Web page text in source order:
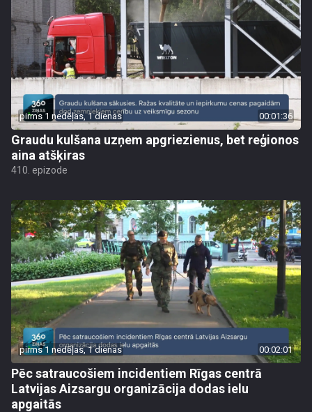
pirms 1 nedēļas, 1 dienas 00:01:36
Graudu kulšana uzņem apgriezienus, bet reģionos
aina atšķiras
410. epizode
pirms 1 nedēļas, 1 dienas 00:02:01
Pēc satraucošiem incidentiem Rīgas centrā
Latvijas Aizsargu organizācija dodas ielu
apgaitās